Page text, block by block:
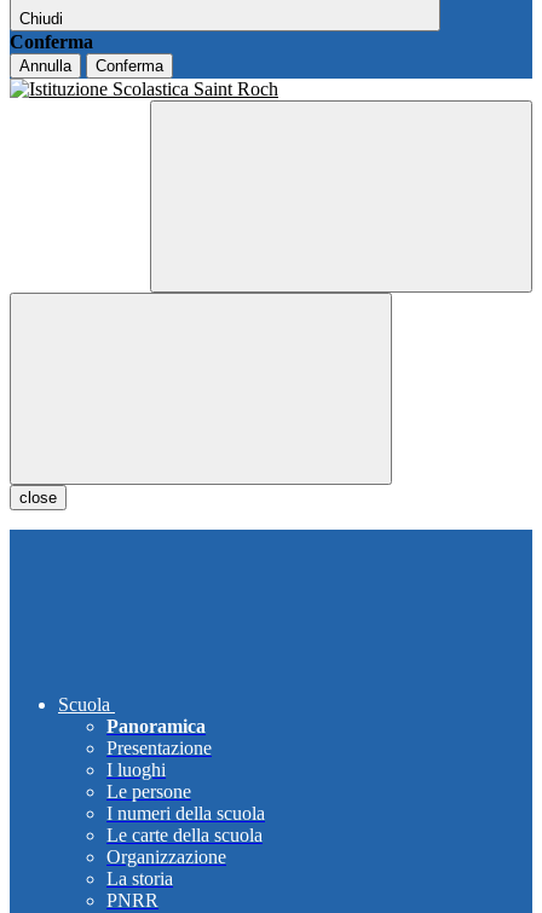
Chiudi
Conferma
Annulla Conferma
close
Scuola
Panoramica
Presentazione
I luoghi
Le persone
I numeri della scuola
Le carte della scuola
Organizzazione
La storia
PNRR